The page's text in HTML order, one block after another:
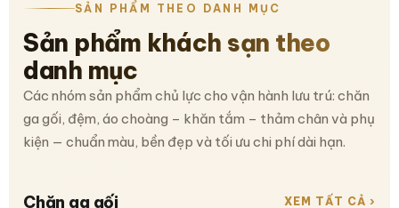
SẢN PHẨM THEO DANH MỤC
Sản phẩm khách sạn theo
danh mục
Các nhóm sản phẩm chủ lực cho vận hành lưu trú: chăn
ga gối, đệm, áo choàng – khăn tắm – thảm chân và phụ
kiện — chuẩn màu, bền đẹp và tối ưu chi phí dài hạn.
Chăn ga gối XEM TẤT CẢ ›